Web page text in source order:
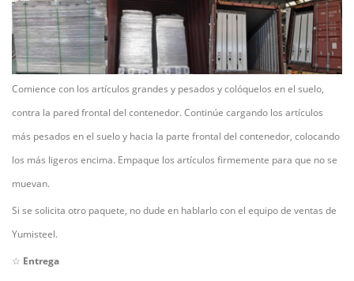
Comience con los artículos grandes y pesados y colóquelos en el suelo,
contra la pared frontal del contenedor. Continúe cargando los artículos
más pesados en el suelo y hacia la parte frontal del contenedor, colocando
los más ligeros encima. Empaque los artículos firmemente para que no se
muevan.
Si se solicita otro paquete, no dude en hablarlo con el equipo de ventas de
Yumisteel.
☆ Entrega